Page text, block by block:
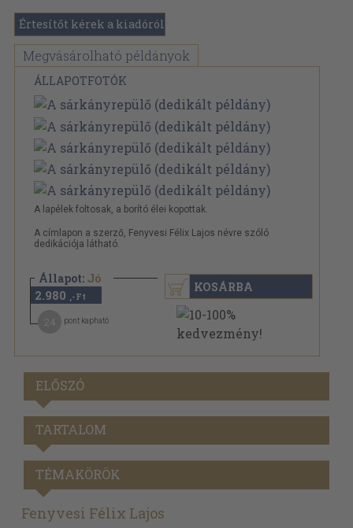
Értesítőt kérek a kiadóról
Megvásárolható példányok
ÁLLAPOTFOTÓK
A lapélek foltosak, a borító élei kopottak.
A címlapon a szerző, Fenyvesi Félix Lajos névre szóló
dedikációja látható.
Állapot: Jó
2.980 ,-Ft
pont kapható
KOSÁRBA
ELŐSZÓ
TARTALOM
TÉMAKÖRÖK
Fenyvesi Félix Lajos